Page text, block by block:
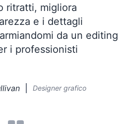
ritratti, migliora
e i dettagli
da un editing
i professionisti
Designer grafico